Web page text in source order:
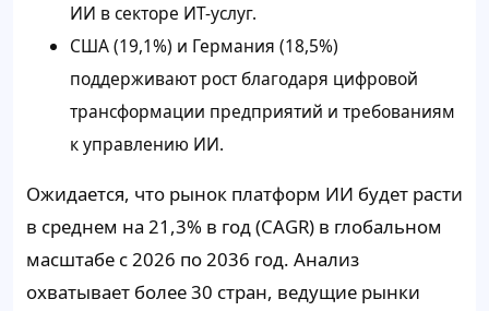
ИИ в секторе ИТ-услуг.
США (19,1%) и Германия (18,5%)
поддерживают рост благодаря цифровой
трансформации предприятий и требованиям
к управлению ИИ.
Ожидается, что рынок платформ ИИ будет расти
в среднем на 21,3% в год (CAGR) в глобальном
масштабе с 2026 по 2036 год. Анализ
охватывает более 30 стран, ведущие рынки